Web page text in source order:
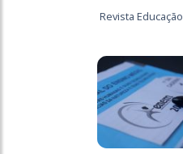
Revista Educação